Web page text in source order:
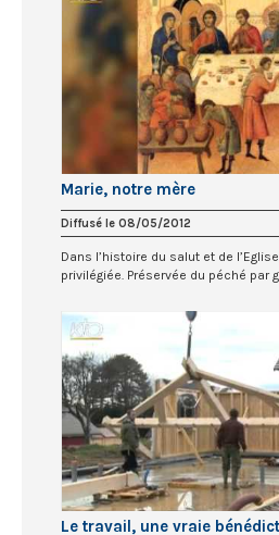
Marie, notre mère
Diffusé le 08/05/2012
Dans l’histoire du salut et de
privilégiée. Préservée du péché par
Le travail, une vraie